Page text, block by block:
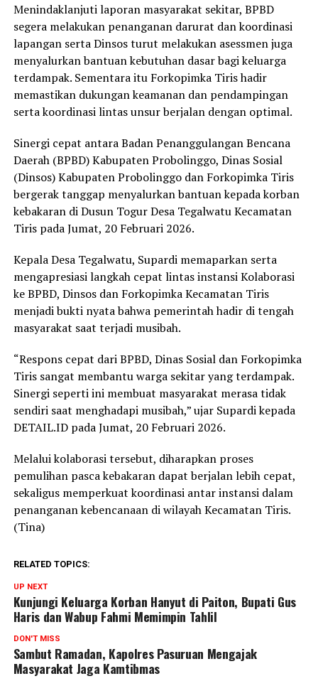
Menindaklanjuti laporan masyarakat sekitar, BPBD
segera melakukan penanganan darurat dan koordinasi
lapangan serta Dinsos turut melakukan asessmen juga
menyalurkan bantuan kebutuhan dasar bagi keluarga
terdampak. Sementara itu Forkopimka Tiris hadir
memastikan dukungan keamanan dan pendampingan
serta koordinasi lintas unsur berjalan dengan optimal.
Sinergi cepat antara Badan Penanggulangan Bencana
Daerah (BPBD) Kabupaten Probolinggo, Dinas Sosial
(Dinsos) Kabupaten Probolinggo dan Forkopimka Tiris
bergerak tanggap menyalurkan bantuan kepada korban
kebakaran di Dusun Togur Desa Tegalwatu Kecamatan
Tiris pada Jumat, 20 Februari 2026.
Kepala Desa Tegalwatu, Supardi memaparkan serta
mengapresiasi langkah cepat lintas instansi Kolaborasi
ke BPBD, Dinsos dan Forkopimka Kecamatan Tiris
menjadi bukti nyata bahwa pemerintah hadir di tengah
masyarakat saat terjadi musibah.
“Respons cepat dari BPBD, Dinas Sosial dan Forkopimka
Tiris sangat membantu warga sekitar yang terdampak.
Sinergi seperti ini membuat masyarakat merasa tidak
sendiri saat menghadapi musibah,” ujar Supardi kepada
DETAIL.ID pada Jumat, 20 Februari 2026.
Melalui kolaborasi tersebut, diharapkan proses
pemulihan pasca kebakaran dapat berjalan lebih cepat,
sekaligus memperkuat koordinasi antar instansi dalam
penanganan kebencanaan di wilayah Kecamatan Tiris.
(Tina)
RELATED TOPICS:
UP NEXT
Kunjungi Keluarga Korban Hanyut di Paiton, Bupati Gus
Haris dan Wabup Fahmi Memimpin Tahlil
DON'T MISS
Sambut Ramadan, Kapolres Pasuruan Mengajak
Masyarakat Jaga Kamtibmas